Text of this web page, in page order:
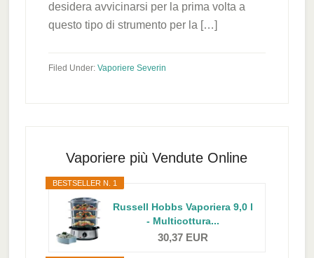
desidera avvicinarsi per la prima volta a
questo tipo di strumento per la […]
Filed Under: Vaporiere Severin
SidebarVaporiere più Vendute Online
BESTSELLER N. 1
Russell Hobbs Vaporiera 9,0 l
- Multicottura...
30,37 EUR